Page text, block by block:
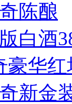
陈酿
白酒
豪华红
新金